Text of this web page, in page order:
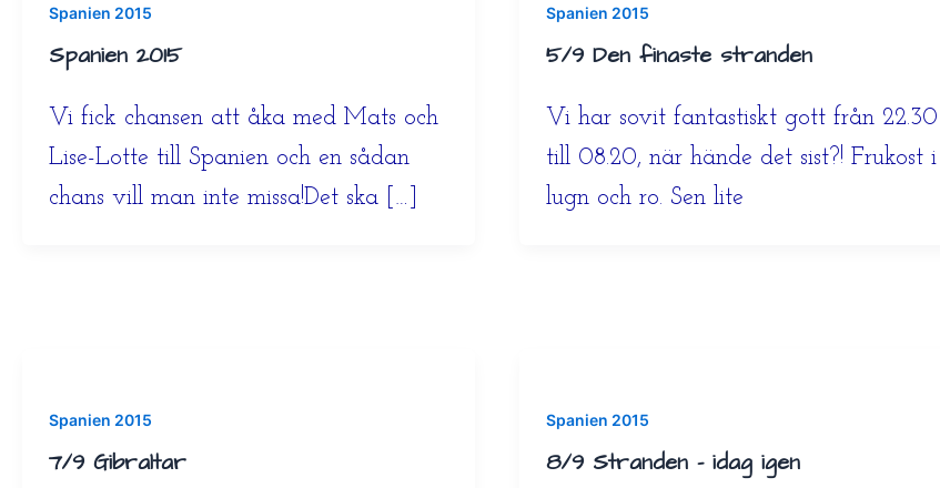
Spanien 2015
Spanien 2015
Vi fick chansen att åka med Mats och
Lise-Lotte till Spanien och en sådan
chans vill man inte missa!Det ska […]
Spanien 2015
5/9 Den finaste stranden
Vi har sovit fantastiskt gott från 22.30
till 08.20, när hände det sist?! Frukost i
lugn och ro. Sen lite
Spanien 2015
7/9 Gibraltar
Spanien 2015
8/9 Stranden – idag igen